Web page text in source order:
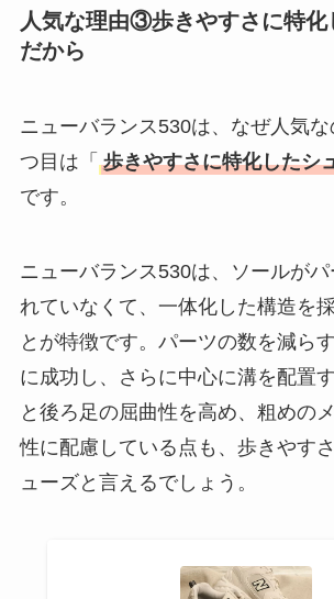
人気な理由③歩きやすさに特化
だから
ニューバランス530は、なぜ人気
つ目は「 歩きやすさに特化したシ
です。
ニューバランス530は、ソールが
れていなくて、一体化した構造を
とが特徴です。パーツの数を減ら
に成功し、さらに中心に溝を配置
と後ろ足の屈曲性を高め、粗めの
性に配慮している点も、歩きやす
ューズと言えるでしょう。